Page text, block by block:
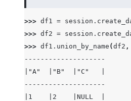
>>> df1 = session .
>>> df2 = session .
>>> df1 . union_by_name (df2 ,
--------------------
|"A"  |"B"  |"C"   |
--------------------
|1    |2    |NULL  |